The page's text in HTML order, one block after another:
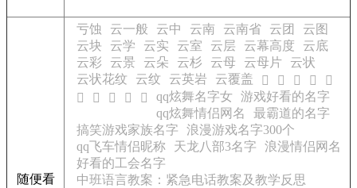
随便看
亏蚀 云一般 云中 云南 云南省 云团
云图
云块
云学 云实 云室 云层 云幕高度
云底
云彩
云景 云朵 云杉 云母 云母片
云状
云状花纹
云纹 云英岩 云覆盖 𫑕 𫑖 𫑗 𫑘
𫑙
𫑚
𫑛 𫑜 𫑝 𫑞 qq炫舞名字女 游戏好看的名字
qq炫舞情侣网名
最霸道的名字
搞笑游戏家族名字
浪漫游戏名字300个
qq飞车情侣昵称
天龙八部3名字
浪漫情侣网名
好看的工会名字
中班语言教案：紧急电话教案及教学反思